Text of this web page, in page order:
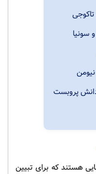
سونیا
پروبست
هستند که برای تبیین